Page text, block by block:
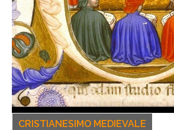
CRISTIANESIMO MEDIEVALE